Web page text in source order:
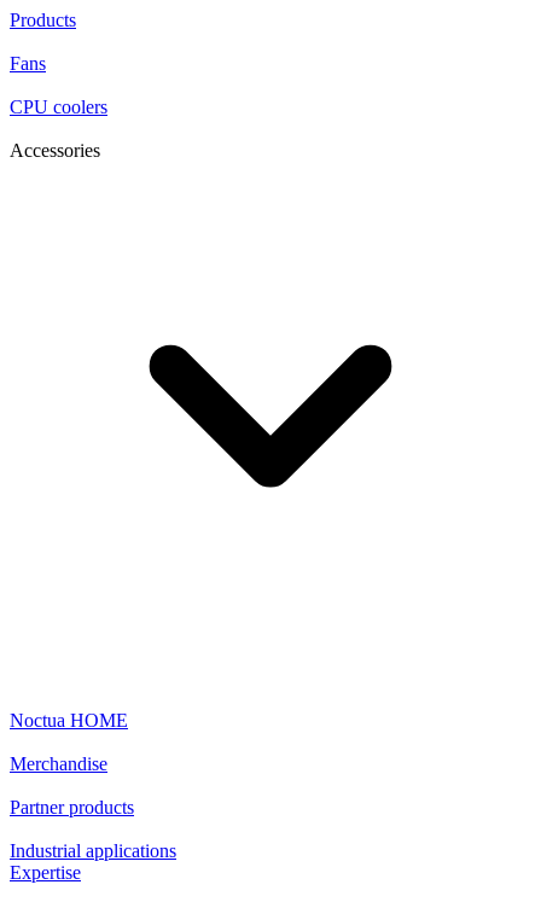
Products
Fans
CPU coolers
Accessories
Noctua HOME
Merchandise
Partner products
Industrial applications
Expertise